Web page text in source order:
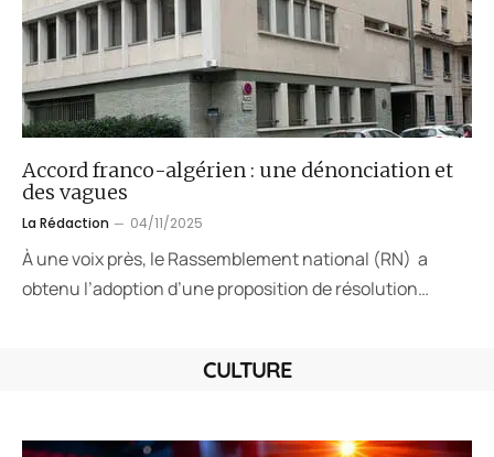
Accord franco-algérien : une dénonciation et
des vagues
La Rédaction 04/11/2025
À une voix près, le Rassemblement national (RN) a
obtenu l’adoption d’une proposition de résolution…
CULTURE